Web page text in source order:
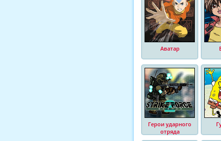
Аватар
Герои ударного
отряда